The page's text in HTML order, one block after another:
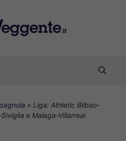
» Liga: Athletic Bilbao-
e Malaga-Villarreal